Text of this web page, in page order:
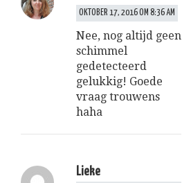
OKTOBER 17, 2016 OM 8:36 AM
Nee, nog altijd geen
schimmel
gedetecteerd
gelukkig! Goede
vraag trouwens
haha
Lieke